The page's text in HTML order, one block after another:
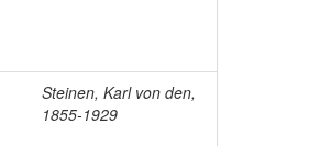
Steinen, Karl von den,
1855-1929